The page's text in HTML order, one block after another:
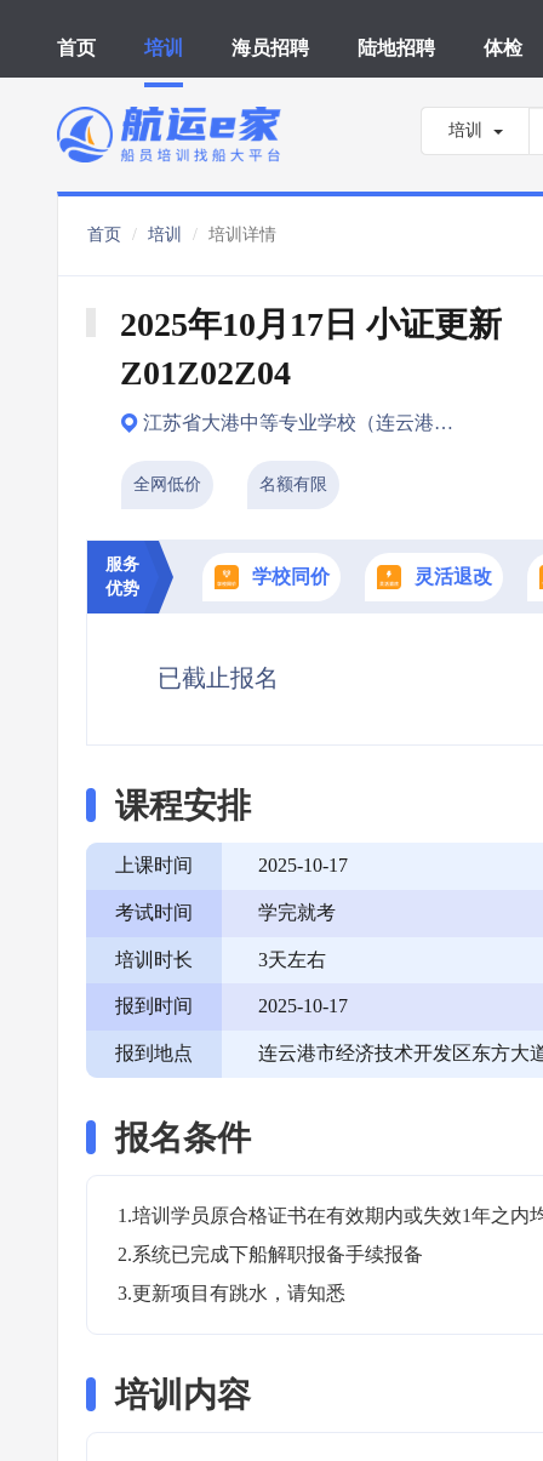
首页 培训 海员招聘 陆地招聘 体检
培训
首页 培训 培训详情
2025年10月17日 小证更新
Z01Z02Z04
江苏省大港中等专业学校（连云港市）
全网低价 名额有限
服务
优势
学校同价 灵活退改
已截止报名
课程安排
上课时间 2025-10-17
考试时间 学完就考
培训时长 3天左右
报到时间 2025-10-17
报到地点 连云港市经济技术开发区东方大
报名条件
1.培训学员原合格证书在有效期内或失效1年之内
2.系统已完成下船解职报备手续报备
3.更新项目有跳水，请知悉
培训内容